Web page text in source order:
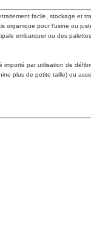
facile, stockage et
organique pour l'usine ou
embarquer ou des
par utilisation de
plus de petite taille) ou